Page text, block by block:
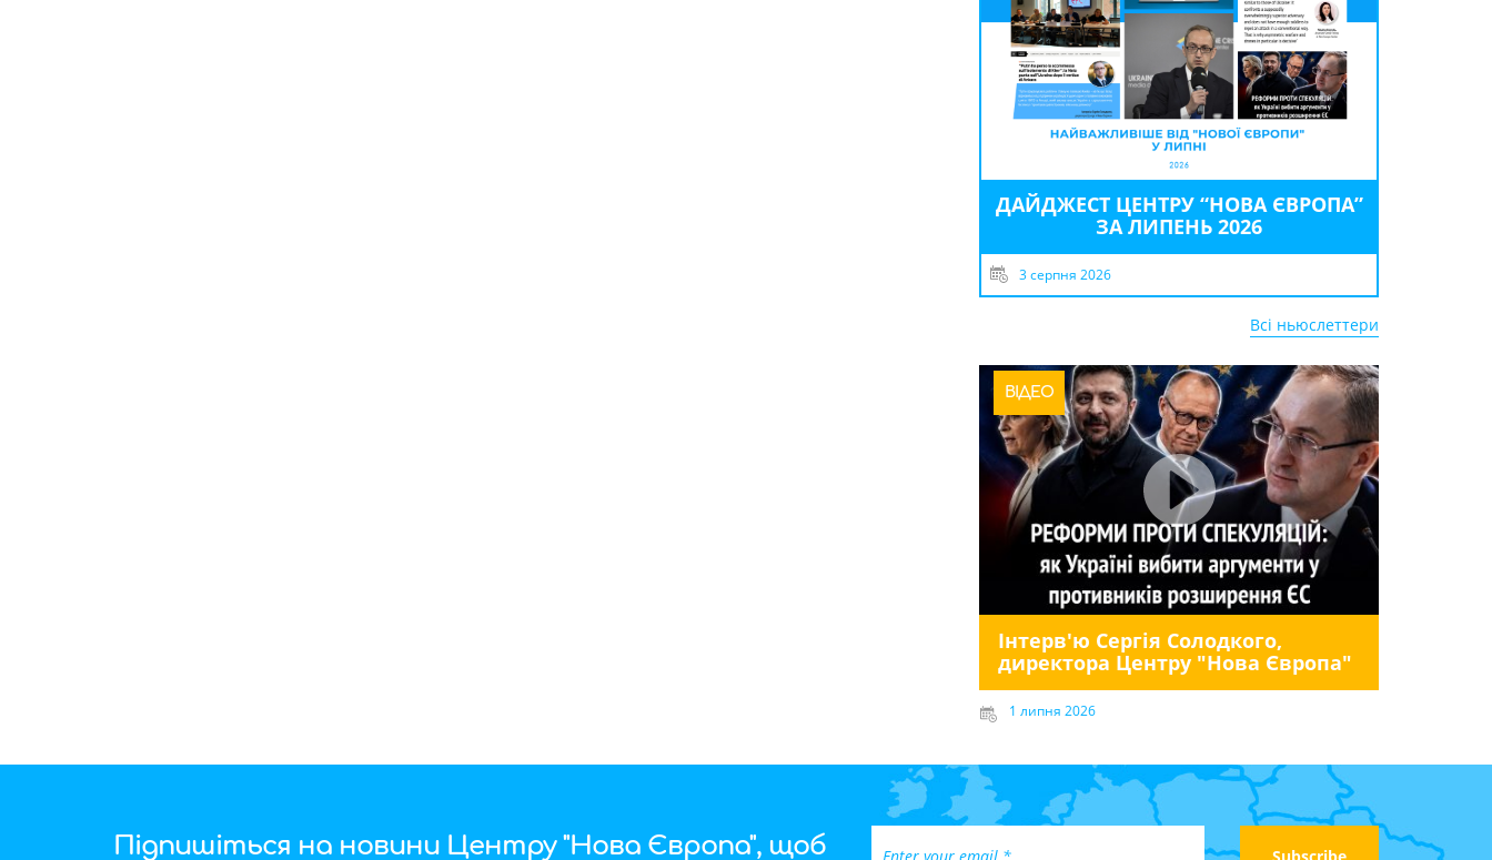
ДАЙДЖЕСТ ЦЕНТРУ “НОВА ЄВРОПА”
ЗА ЛИПЕНЬ 2026
3 серпня 2026
Всі ньюслеттери
ВІДЕО
Інтерв'ю Сергія Солодкого,
директора Центру "Нова Європа"
1 липня 2026
Підпишіться на новини Центру "Нова Європа", щоб